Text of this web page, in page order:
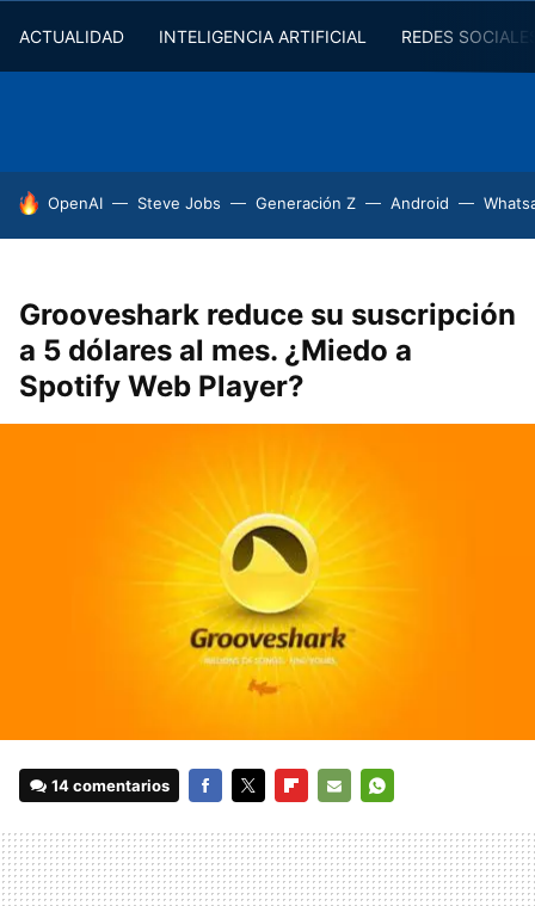
ACTUALIDAD INTELIGENCIA ARTIFICIAL REDES
HOY SE HABLA DE
OpenAI Steve Jobs Generación Z Android
Grooveshark reduce su suscripción
a 5 dólares al mes. ¿Miedo a
Spotify Web Player?
14 comentarios
MAIL